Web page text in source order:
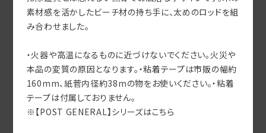
素材感を活かしたビーチ材の持ち手に、太めのロッドを組
み合わせました。
・火器や高温になるものに近づけないでください。火災や
本品の変質の原因となります。・粘着テープは市販の幅約
160mm、紙菅内径約38mの物をお使いください。・粘着
テープは付属しておりません。
※【POST GENERAL】シリーズはこちら